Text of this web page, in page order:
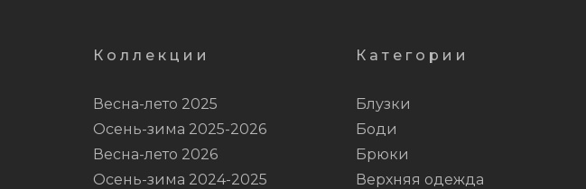
Коллекции
Весна-лето 2025
Осень-зима 2025-2026
Весна-лето 2026
Осень-зима 2024-2025
Категории
Блузки
Боди
Брюки
Верхняя одежда